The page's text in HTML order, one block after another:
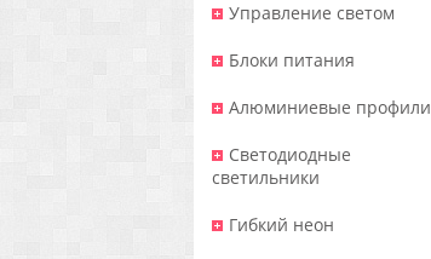
Управление светом
Блоки питания
Алюминиевые профили
Светодиодные
светильники
Гибкий неон